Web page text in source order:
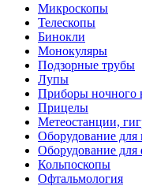
Микроскопы
Телескопы
Бинокли
Монокуляры
Подзорные трубы
Лупы
Приборы ночного
Прицелы
Метеостанции,
Оборудование для
Оборудование для
Кольпоскопы
Офтальмология